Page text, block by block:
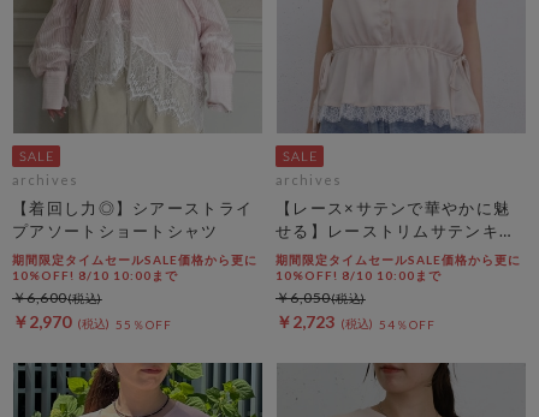
archives
【着回し力◎】シアーストライ
プアソートショートシャツ
期間限定タイムセールSALE価格から更に
10%OFF! 8/10 10:00まで
￥2,970 55％OFF
￥6,600
archives
【レース×サテンで華やかに魅
せる】レーストリムサテンキャ
ミソール
期間限定タイムセールSALE価格から更に
10%OFF! 8/10 10:00まで
￥2,723 54％OFF
￥6,050